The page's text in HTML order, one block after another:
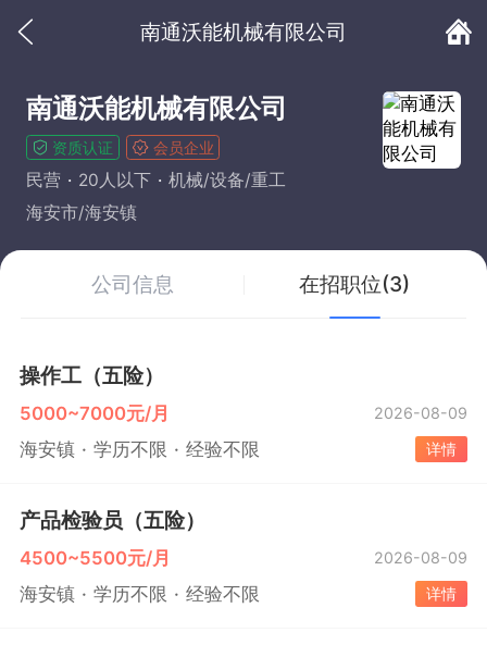
南通沃能机械有限公司
南通沃能机械有限公司
资质认证 会员企业
民营 20人以下
机械/设备/重工
海安市/海安镇
公司信息 在招职位(3)
操作工（五险）
5000~7000元/月 2026-08-09
海安镇 学历不限 经验不限 详情
产品检验员（五险）
4500~5500元/月 2026-08-09
海安镇 学历不限 经验不限 详情